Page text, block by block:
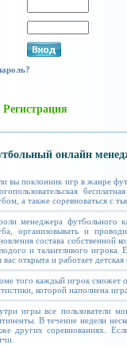
Регистрация
онлайн
вы поклонник игр в жанре
а также соревноваться с
менеджера футбольного
организовывать и
состава собственной
и талантливого игрока.
вас открыта и работает детская
того каждый игрок сможет
которой наполнена игра.
игры все пользователи
В течение недели
других соревнованиях.